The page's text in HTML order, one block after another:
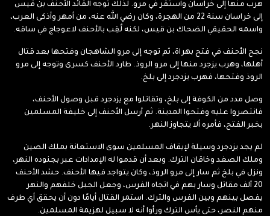
هرب منها إلى خراسان واستقر في مرو. لذلك توجه القائد الأحنف بن قيس
إلى خراسان سنة 22 من الهجرة، وكان رضي الله عنه، من أمهر وأذكى العرب،
واسمه الحقيقي الضحاك بن قيس، لكنه لٌقِب بالأحنف لاعوجاج في ساقه.
نجح الأحنف في فتح بهراة، ثم توجه إلى مرو الشاهجان وفتحها بعد قتال
أهلها، وهرب يزجرد منها إلى مرو الروذ. طارد الأحنف كسرى وتوجه إلى مرو
الروذ وفتحها، فهرب يزدجرد إلى بلخ.
وصل مدد من الكوفة إلى بلخ، وتقاتلوا مع يزدجرد قبل وصول الأحنف،
فانتصروا عليه وفتحوا المدينة. ثم أرسل الأحنف إلى خليفة المسلمين
بخبر الفتح، فأمره ألا يتجاوز النهر.
لم يجد يزدجرد وسيلة لإيقاف المسلمين سوى الاستعانة بملك الصين
وملك الصغد وخاقان الترك. وبعد أن قدموا له الإمدادات عبر بجنوده النهر،
ونزل في بلخ ثم سار إلى مرو الروذ، وكان يتواجد فيها الأحنف. حشد الأحنف
20 ألف مقاتل وسار بهم في اتجاه الفرس، وجعل الجبل خلفهم والنهر
يفصل بينهم وبين الفرس والترك. استمر القتال أيامًا دون أن يحقق أي طرف
منهم النصر، حتى يأس الترك ورأوا أنه لا سبيل لهزيمة المسلمين.